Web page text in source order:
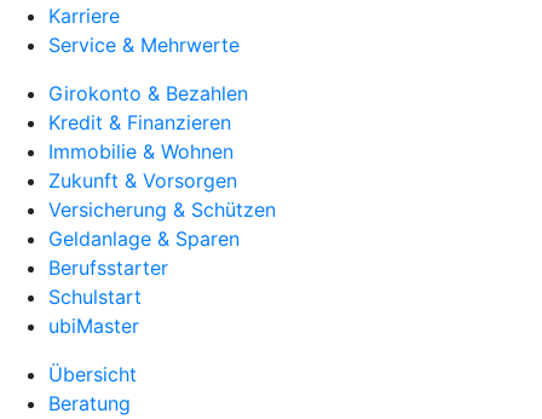
Karriere
Service & Mehrwerte
Girokonto & Bezahlen
Kredit & Finanzieren
Immobilie & Wohnen
Zukunft & Vorsorgen
Versicherung & Schützen
Geldanlage & Sparen
Berufsstarter
Schulstart
ubiMaster
Übersicht
Beratung